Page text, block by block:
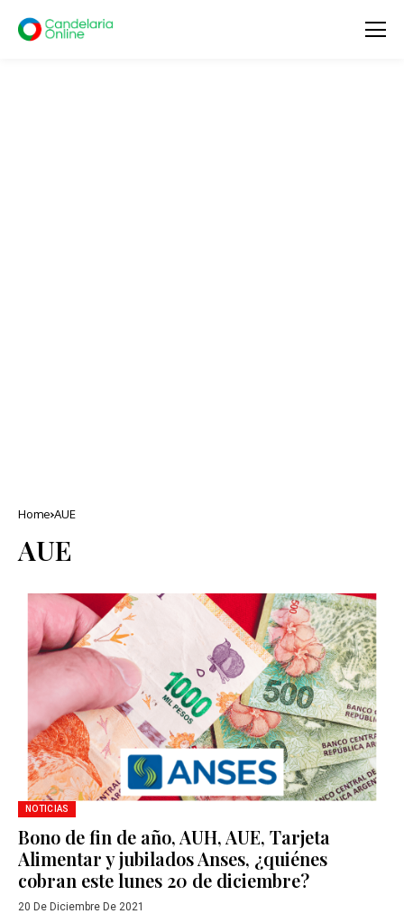
Home AUE
AUE
NOTICIAS
Bono de fin de año, AUH, AUE, Tarjeta
Alimentar y jubilados Anses, ¿quiénes
cobran este lunes 20 de diciembre?
20 De Diciembre De 2021